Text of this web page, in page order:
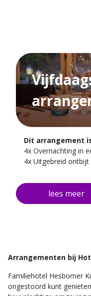
Dit arrangement
4x Overnachting in
4x Uitgebreid ontbijt
avond)
Arrangementen bij
Familiehotel Hesborner
ongestoord kunt